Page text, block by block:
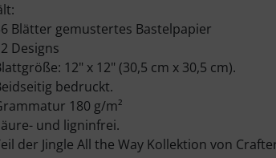
Blätter gemustertes Bastelpapier
Designs
12" x 12" (30,5 cm x 30,5 cm).
bedruckt.
180 g/m²
und ligninfrei.
der Jingle All the Way Kollektion von